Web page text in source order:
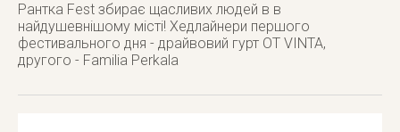
Рантка Fest збирає щасливих людей в в
найдушевнішому місті! Хедлайнери першого
фестивального дня - драйвовий гурт OT VINTA,
другого - Familia Perkala